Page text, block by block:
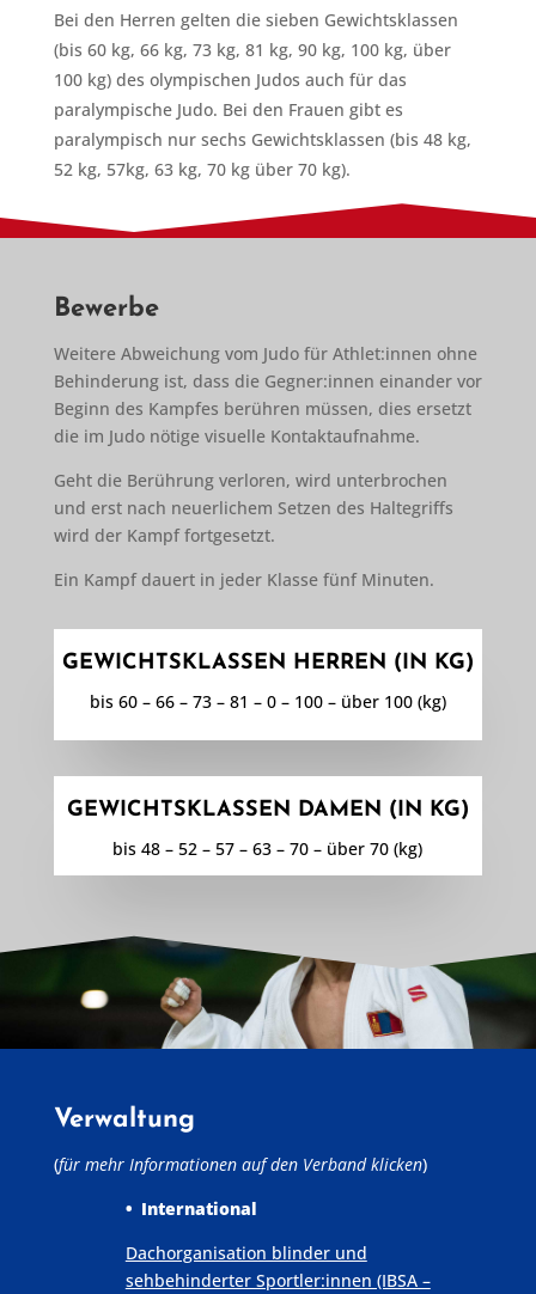
Bei den Herren gelten die sieben Gewichtsklassen
(bis 60 kg, 66 kg, 73 kg, 81 kg, 90 kg, 100 kg, über
100 kg) des olympischen Judos auch für das
paralympische Judo. Bei den Frauen gibt es
paralympisch nur sechs Gewichtsklassen (bis 48 kg,
52 kg, 57kg, 63 kg, 70 kg über 70 kg).
Bewerbe
Weitere Abweichung vom Judo für Athlet:innen ohne
Behinderung ist, dass die Gegner:innen einander vor
Beginn des Kampfes berühren müssen, dies ersetzt
die im Judo nötige visuelle Kontaktaufnahme.
Geht die Berührung verloren, wird unterbrochen
und erst nach neuerlichem Setzen des Haltegriffs
wird der Kampf fortgesetzt.
Ein Kampf dauert in jeder Klasse fünf Minuten.
GEWICHTSKLASSEN HERREN (IN KG)
bis 60 – 66 – 73 – 81 – 0 – 100 – über 100 (kg)
GEWICHTSKLASSEN DAMEN (IN KG)
bis 48 – 52 – 57 – 63 – 70 – über 70 (kg)
Verwaltung
(für mehr Informationen auf den Verband klicken)
• International
Dachorganisation blinder und
sehbehinderter Sportler:innen (IBSA –